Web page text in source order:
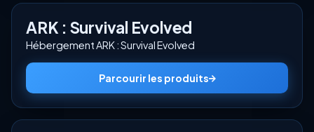
ARK : Survival Evolved
Hébergement ARK : Survival Evolved
Parcourir les produits